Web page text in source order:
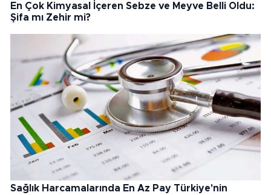
En Çok Kimyasal İçeren Sebze ve Meyve Belli Oldu:
Şifa mı Zehir mi?
Sağlık Harcamalarında En Az Pay Türkiye'nin